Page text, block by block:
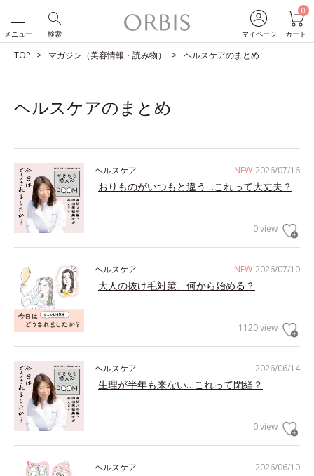
マイページ
0
カート
検索
メニュー
TOP マガジン（美容情報・読み物） ヘルスケアのまとめ
ヘルスケアのまとめ
NEW 2026/07/16
ヘルスケア
おりものがいつもと違う…これって大丈夫？
0 view
NEW 2026/07/10
ヘルスケア
大人の抜け毛対策、何から始める？
1120 view
2026/06/14
ヘルスケア
生理が半年も来ない…これって閉経？
0 view
2026/06/10
ヘルスケア